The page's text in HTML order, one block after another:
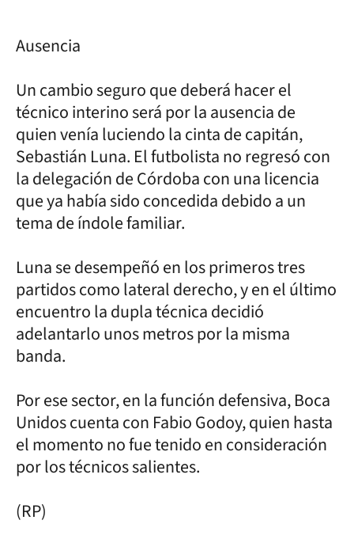
Ausencia
Un cambio seguro que deberá hacer el
técnico interino será por la ausencia de
quien venía luciendo la cinta de capitán,
Sebastián Luna. El futbolista no regresó con
la delegación de Córdoba con una licencia
que ya había sido concedida debido a un
tema de índole familiar.
Luna se desempeñó en los primeros tres
partidos como lateral derecho, y en el último
encuentro la dupla técnica decidió
adelantarlo unos metros por la misma
banda.
Por ese sector, en la función defensiva, Boca
Unidos cuenta con Fabio Godoy, quien hasta
el momento no fue tenido en consideración
por los técnicos salientes.
(RP)